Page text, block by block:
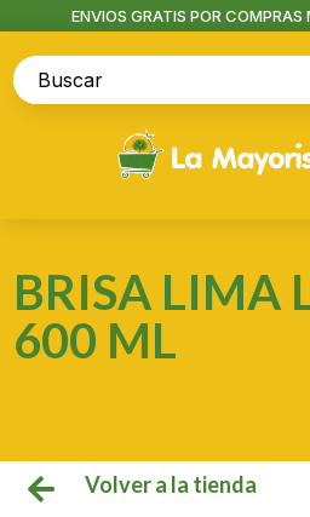
ENVIOS GRATIS POR
BRISA LIMA
600 ML
 Volver a la tienda